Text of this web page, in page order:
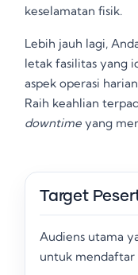
keselamatan fisik.
Lebih jauh lagi,
letak fasilitas yang
aspek operasi
Raih keahlian
downtime yang
Target
Audiens utama
untuk mendaftar